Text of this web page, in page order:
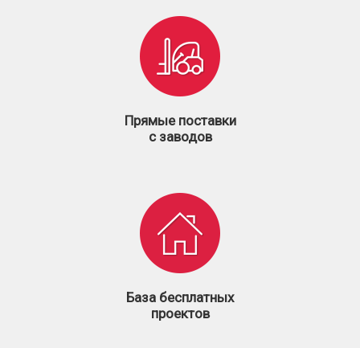
Прямые поставки
с заводов
База бесплатных
проектов